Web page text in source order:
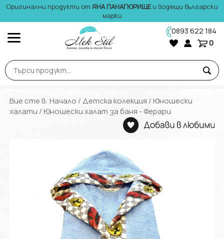
Оригинални продукти от ЯНА ПАНАГЮРИЩЕи водещи български
марки
0893 622 184
0
Вие сте в: Начало /Детска колекция /Юношески
халати / Юношески халат за баня - Ферари